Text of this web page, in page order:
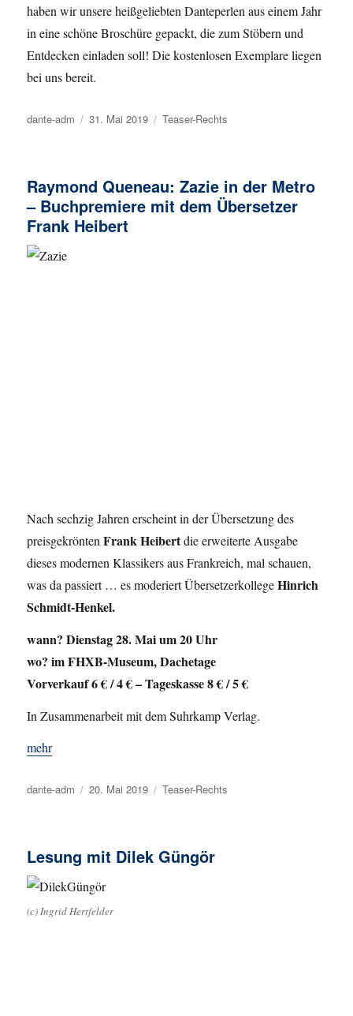
haben wir unsere heißgeliebten Danteperlen aus einem Jahr
in eine schöne Broschüre gepackt, die zum Stöbern und
Entdecken einladen soll! Die kostenlosen Exemplare liegen
bei uns bereit.
Autor
dante-adm
Veröffentlicht
31. Mai 2019 Kategorien
Teaser-Rechts
Raymond Queneau: Zazie in der Metro
– Buchpremiere mit dem Übersetzer
Frank Heibert
Nach sechzig Jahren erscheint in der Übersetzung des
preisgekröntenFrank Heibertdie erweiterte Ausgabe
dieses modernen Klassikers aus Frankreich, mal schauen,
was da passiert … es moderiert ÜbersetzerkollegeHinrich
Schmidt-Henkel.
wann? Dienstag 28. Mai um 20 Uhr
wo? im FHXB-Museum, Dachetage
Vorverkauf 6 € / 4 € – Tageskasse 8 € / 5 €
In Zusammenarbeit mit dem Suhrkamp Verlag.
mehr
Autor
dante-adm
Veröffentlicht
20. Mai 2019 Kategorien
Teaser-Rechts
Lesung mit Dilek Güngör
(c) Ingrid Hertfelder